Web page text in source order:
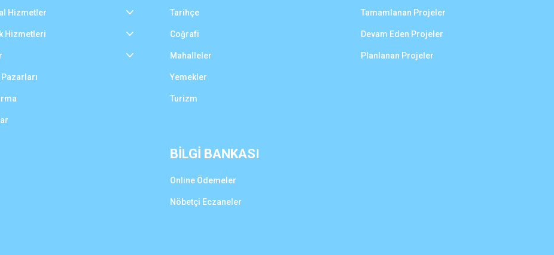
Hizmetler
Hizmetleri
Tarihçe
Coğrafi
Mahalleler
Yemekler
Turizm
BİLGİ BANKASI
Online Ödemeler
Nöbetçi Eczaneler
Tamamlanan Projeler
Devam Eden Projeler
Planlanan Projeler